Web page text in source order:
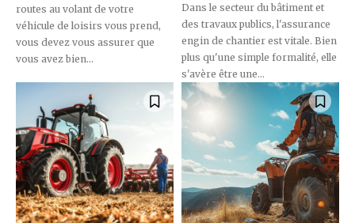
routes au volant de votre
véhicule de loisirs vous prend,
vous devez vous assurer que
vous avez bien...
Dans le secteur du bâtiment et
des travaux publics, l'assurance
engin de chantier est vitale. Bien
plus qu'une simple formalité, elle
s'avère être une...